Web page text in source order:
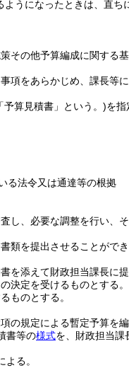
うになったときは、直ち
その他予算編成に関する
項をあらかじめ、課長等
予算見積書」という。)を指
る法令又は通達等の根拠
し、必要な調整を行い、
類を提出させることができ
を添えて財政担当課長に提
決定を受けるものとする。
ものとする。
規定による暫定予算を編
書等の様式を、財政担当課
る。